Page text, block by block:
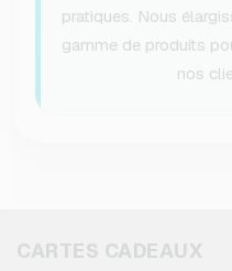
pratiques. Nous
gamme de produits
nos
CARTES CADEAUX